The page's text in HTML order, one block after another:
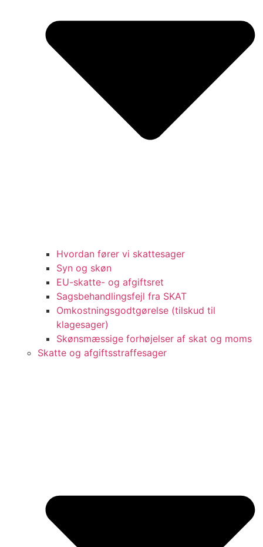
Hvordan fører vi skattesager
Syn og skøn
EU-skatte- og afgiftsret
Sagsbehandlingsfejl fra SKAT
Omkostningsgodtgørelse (tilskud til
klagesager)
Skønsmæssige forhøjelser af skat og moms
Skatte og afgiftsstraffesager